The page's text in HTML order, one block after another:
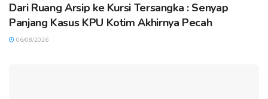
Dari Ruang Arsip ke Kursi Tersangka : Senyap
Panjang Kasus KPU Kotim Akhirnya Pecah
06/08/2026